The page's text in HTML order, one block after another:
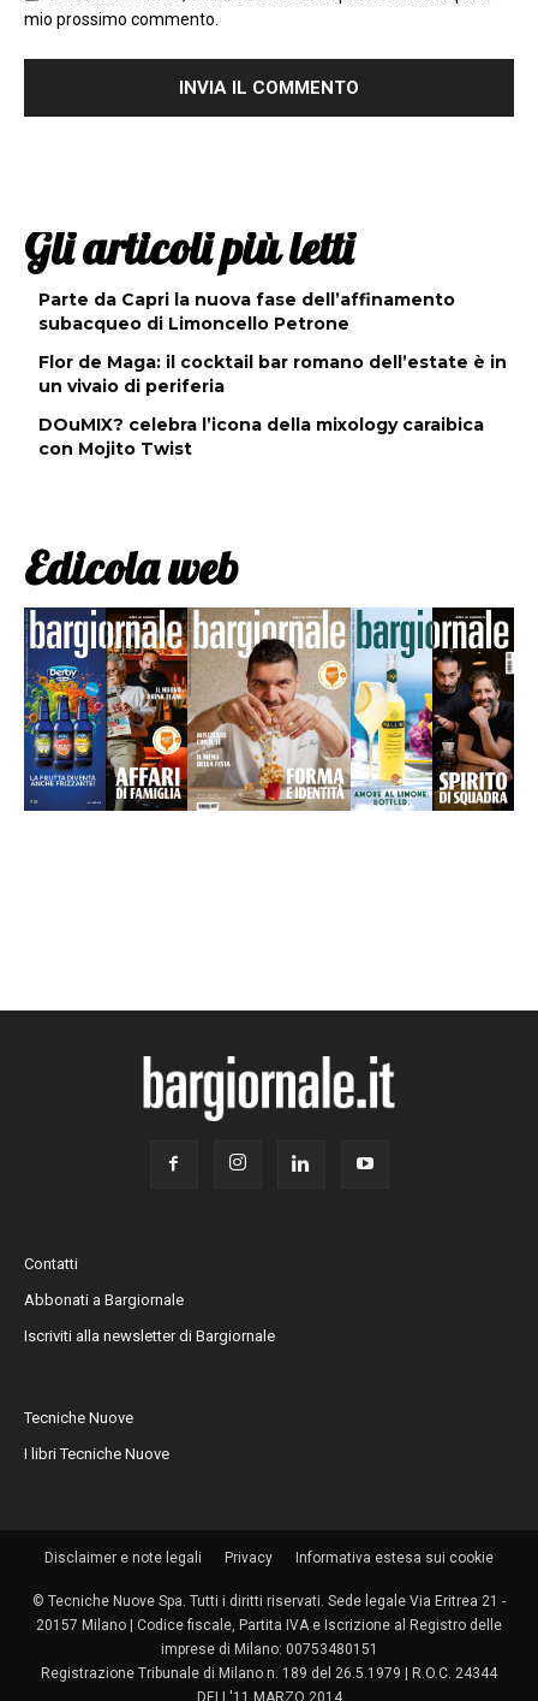
mio prossimo commento.
Gli articoli più letti
Parte da Capri la nuova fase dell’affinamento
subacqueo di Limoncello Petrone
Flor de Maga: il cocktail bar romano dell’estate è in
un vivaio di periferia
DOuMIX? celebra l’icona della mixology caraibica
con Mojito Twist
Edicola web
Contatti
Abbonati a Bargiornale
Iscriviti alla newsletter di Bargiornale
Tecniche Nuove
I libri Tecniche Nuove
Disclaimer e note legali Privacy Informativa estesa sui cookie
© Tecniche Nuove Spa. Tutti i diritti riservati. Sede legale Via Eritrea 21 -
20157 Milano | Codice fiscale, Partita IVA e Iscrizione al Registro delle
imprese di Milano: 00753480151
Registrazione Tribunale di Milano n. 189 del 26.5.1979 | R.O.C. 24344
DELL'11 MARZO 2014